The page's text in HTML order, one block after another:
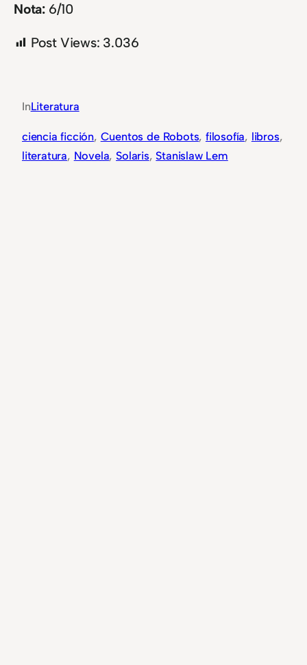
Nota: 6/10
Post Views: 3.036
InLiteratura
ciencia ficción, Cuentos de Robots, filosofía, libros
literatura, Novela, Solaris, Stanislaw Lem